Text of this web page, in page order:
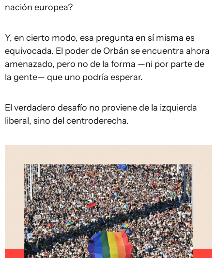
nación europea?
Y, en cierto modo, esa pregunta en sí misma es
equivocada. El poder de Orbán se encuentra ahora
amenazado, pero no de la forma —ni por parte de
la gente— que uno podría esperar.
El verdadero desafío no proviene de la izquierda
liberal, sino del centroderecha.